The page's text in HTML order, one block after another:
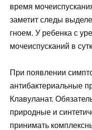
время
заметит следы
гноем. У ребенка с
мочеиспусканий в
При появлении
антибактериальные
Клавуланат.
природные и
принимать